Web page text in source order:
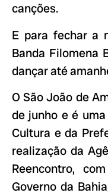
canções.
E para fechar a
Banda Filomena
dançar até
O São João de
de junho e é
Cultura e da
realização da
Reencontro,
Governo da